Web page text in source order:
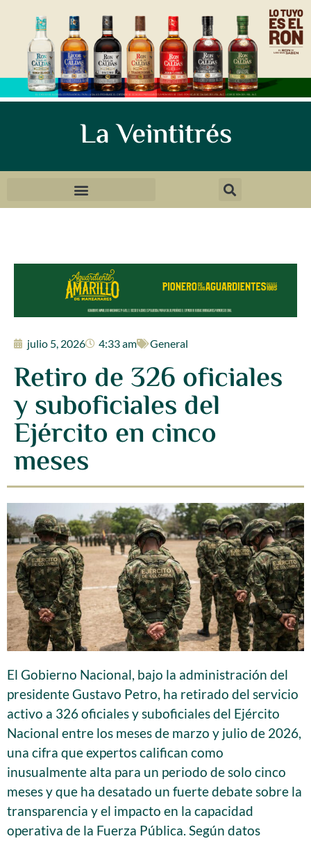
La Veintitrés
julio 5, 2026 4:33 am General
Retiro de 326 oficiales
y suboficiales del
Ejército en cinco
meses
El Gobierno Nacional, bajo la administración del
presidente Gustavo Petro, ha retirado del servicio
activo a 326 oficiales y suboficiales del Ejército
Nacional entre los meses de marzo y julio de 2026,
una cifra que expertos califican como
inusualmente alta para un periodo de solo cinco
meses y que ha desatado un fuerte debate sobre la
transparencia y el impacto en la capacidad
operativa de la Fuerza Pública. Según datos